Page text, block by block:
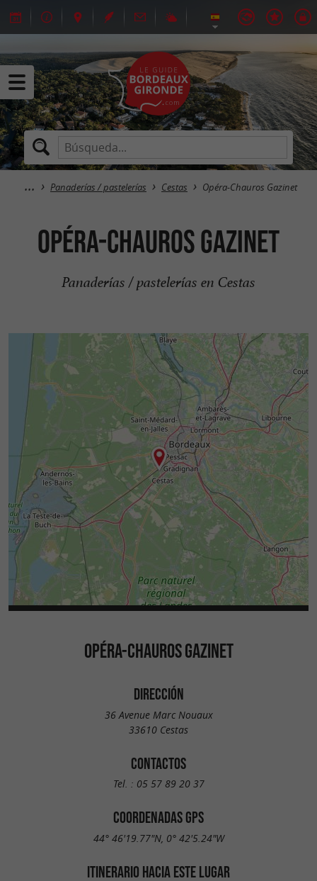
Panaderías / pastelerías Cestas Opéra-Chauros Gazinet
Opéra-Chauros Gazinet
Panaderías / pastelerías en Cestas
OPÉRA-CHAUROS GAZINET
DIRECCIÓN
36 Avenue Marc Nouaux
33610 Cestas
CONTACTOS
Tel. : 05 57 89 20 37
COORDENADAS GPS
44° 46'19.77"N, 0° 42'5.24"W
ITINERARIO HACIA ESTE LUGAR